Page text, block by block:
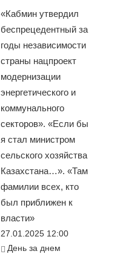
«Кабмин утвердил
беспрецедентный за
годы независимости
страны нацпроект
модернизации
энергетического и
коммунального
секторов». «Если бы
я стал министром
сельского хозяйства
Казахстана…». «Там
фамилии всех, кто
был приближен к
власти»
27.01.2025 12:00
День за днем